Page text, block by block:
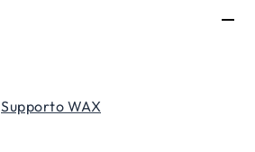
Supporto WAX